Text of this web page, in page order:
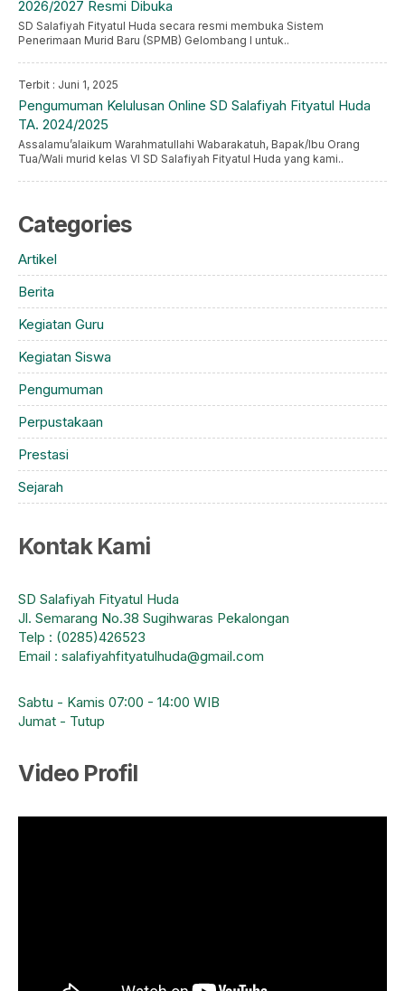
2026/2027 Resmi Dibuka
SD Salafiyah Fityatul Huda secara resmi membuka Sistem
Penerimaan Murid Baru (SPMB) Gelombang I untuk..
Terbit : Juni 1, 2025
Pengumuman Kelulusan Online SD Salafiyah Fityatul Huda
TA. 2024/2025
Assalamu’alaikum Warahmatullahi Wabarakatuh, Bapak/Ibu Orang
Tua/Wali murid kelas VI SD Salafiyah Fityatul Huda yang kami..
Categories
Artikel
Berita
Kegiatan Guru
Kegiatan Siswa
Pengumuman
Perpustakaan
Prestasi
Sejarah
Kontak Kami
SD Salafiyah Fityatul Huda
Jl. Semarang No.38 Sugihwaras Pekalongan
Telp : (0285)426523
Email : salafiyahfityatulhuda@gmail.com
Sabtu - Kamis 07:00 - 14:00 WIB
Jumat - Tutup
Video Profil